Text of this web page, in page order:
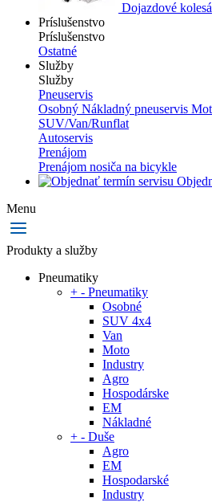
Dojazdové kolesá
Príslušenstvo
Príslušenstvo
Ostatné
Služby
Služby
Pneuservis
Osobný Nákladný pneuservis
SUV/Van/Runflat
Autoservis
Prenájom
Prenájom nosiča na bicykle
Menu
Produkty a služby
Pneumatiky
+ - Pneumatiky
Osobné
SUV 4x4
Van
Moto
Industry
Agro
Hospodárske
EM
Nákladné
+ - Duše
Agro
EM
Hospodarské
Industry